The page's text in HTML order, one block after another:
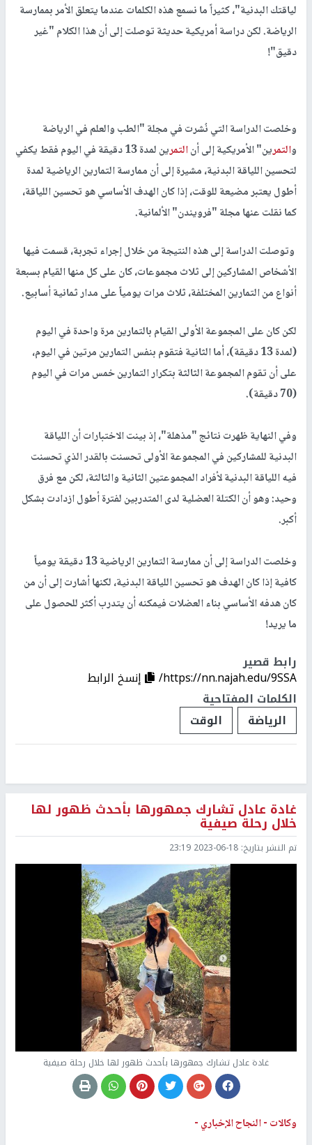
لياقتك البدنية"، كثيراً ما نسمع هذه الكلمات عندما يتعلق الأمر بممارسة
الرياضة. لكن دراسة أمريكية حديثة توصلت إلى أن هذا الكلام "غير
دقيق"!
وخلصت الدراسة التي نُشرت في مجلة "الطب والعلم في الرياضة
والتمرين" الأمريكية إلى أنالتمر
ين لمدة 13 دقيقة في اليوم فقط يكفي
لتحسين اللياقة البدنية، مشيرة إلى أن ممارسة التمارين الرياضية لمدة
أطول يعتبر مضيعة للوقت، إذا كان الهدف الأساسي هو تحسين اللياقة،
كما نقلت عنها مجلة "فرويندن" الألمانية.
وتوصلت الدراسة إلى هذه النتيجة من خلال إجراء تجربة، قسمت فيها
الأشخاص المشاركين إلى ثلاث مجموعات، كان على كل منها القيام بسبعة
أنواع من التمارين المختلفة، ثلاث مرات يومياً على مدار ثمانية أسابيع.
لكن كان على المجموعة الأولى القيام بالتمارين مرة واحدة في اليوم
(لمدة 13 دقيقة)، أما الثانية فتقوم بنفس التمارين مرتين في اليوم،
على أن تقوم المجموعة الثالثة بتكرار التمارين خمس مرات في اليوم
(70 دقيقة).
وفي النهاية ظهرت نتائج "مذهلة"، إذ بينت الاختبارات أن اللياقة
البدنية للمشاركين في المجموعة الأولى تحسنت بالقدر الذي تحسنت
فيه اللياقة البدنية لأفراد المجموعتين الثانية والثالثة، لكن مع فرق
وحيد: وهو أن الكتلة العضلية لدى المتدربين لفترة أطول ازدادت بشكل
أكبر.
وخلصت الدراسة إلى أن ممارسة التمارين الرياضية 13 دقيقة يومياً
كافية إذا كان الهدف هو تحسين اللياقة البدنية، لكنها أشارت إلى أن من
كان هدفه الأساسي بناء العضلات فيمكنه أن يتدرب أكثر للحصول على
ما يريد!
رابط قصير
https://nn.najah.edu/9SSA/
إنسخ الرابط
الكلمات المفتاحية
الرياضة
الوقت
غادة عادل تشارك جمهورها بأحدث ظهور لها
خلال رحلة صيفية
تم النشر بتاريخ: 2023-06-18 23:19
غادة عادل تشارك جمهورها بأحدث ظهور لها خلال رحلة صيفية
وكالات -النجاح الإخباري -